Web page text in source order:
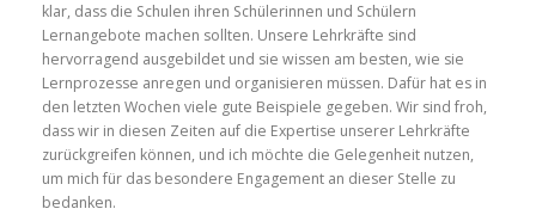
klar, dass die Schulen ihren Schülerinnen und Schülern
Lernangebote machen sollten. Unsere Lehrkräfte sind
hervorragend ausgebildet und sie wissen am besten, wie sie
Lernprozesse anregen und organisieren müssen. Dafür hat es in
den letzten Wochen viele gute Beispiele gegeben. Wir sind froh,
dass wir in diesen Zeiten auf die Expertise unserer Lehrkräfte
zurückgreifen können, und ich möchte die Gelegenheit nutzen,
um mich für das besondere Engagement an dieser Stelle zu
bedanken.